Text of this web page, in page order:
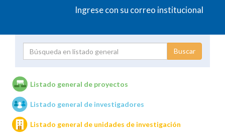
Ingrese con su correo institucional
Unidades de investigación
Listado general de proyectos
Listado general de investigadores
Listado general de unidades de investigación